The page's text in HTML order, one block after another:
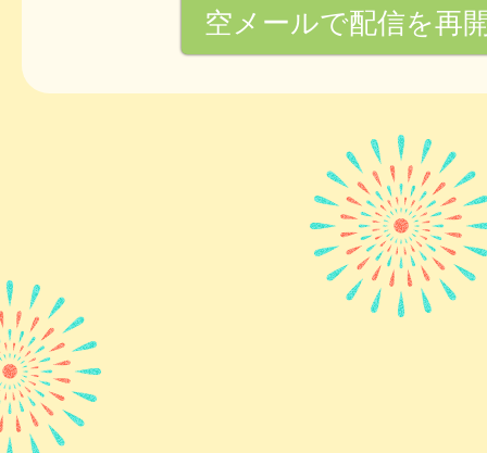
空メールで配信を再